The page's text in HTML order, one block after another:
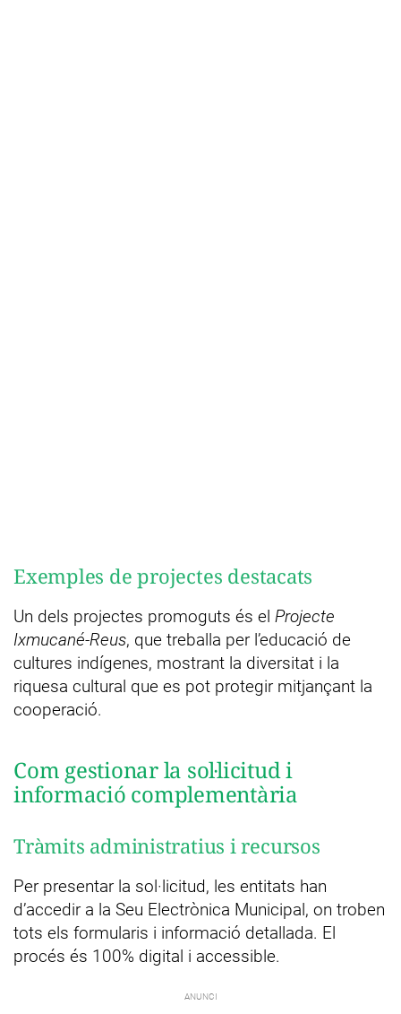
Exemples de projectes destacats
Un dels projectes promoguts és el Projecte
Ixmucané-Reus, que treballa per l’educació de
cultures indígenes, mostrant la diversitat i la
riquesa cultural que es pot protegir mitjançant la
cooperació.
Com gestionar la sol·licitud i
informació complementària
Tràmits administratius i recursos
Per presentar la sol·licitud, les entitats han
d’accedir a la Seu Electrònica Municipal, on troben
tots els formularis i informació detallada. El
procés és 100% digital i accessible.